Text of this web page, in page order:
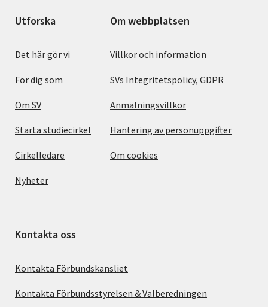
Utforska
Det här gör vi
För dig som
Om SV
Starta studiecirkel
Cirkelledare
Nyheter
Om webbplatsen
Villkor och information
SVs Integritetspolicy, GDPR
Anmälningsvillkor
Hantering av personuppgifter
Om cookies
Kontakta oss
Kontakta Förbundskansliet
Kontakta Förbundsstyrelsen & Valberedningen